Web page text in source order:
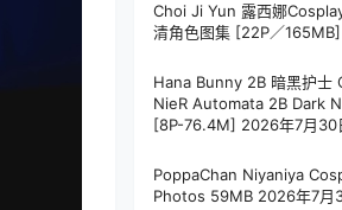
Choi Ji Yun 露西娜
清角色图集 [22P／165MB]
Hana Bunny 2B 暗黑护士
NieR Automata 2B Dark
[8P-76.4M] 2026年7月30
PoppaChan Niyaniya
Photos 59MB 2026年7月